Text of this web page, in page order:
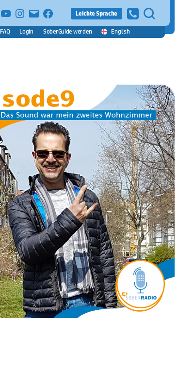
YouTubeInstagram
E-
Mail
facebook Leichte Sprache
FAQ Login SoberGuide werden English